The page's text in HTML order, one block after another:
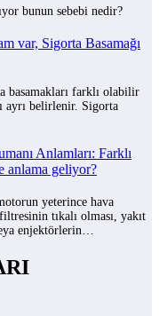
bunun sebebi nedir?
var, Sigorta Basamağı
basamakları farklı olabilir
ayrı belirlenir. Sigorta
Anlamları: Farklı
anlama geliyor?
yeterince hava
tıkalı olması, yakıt
enjektörlerin…